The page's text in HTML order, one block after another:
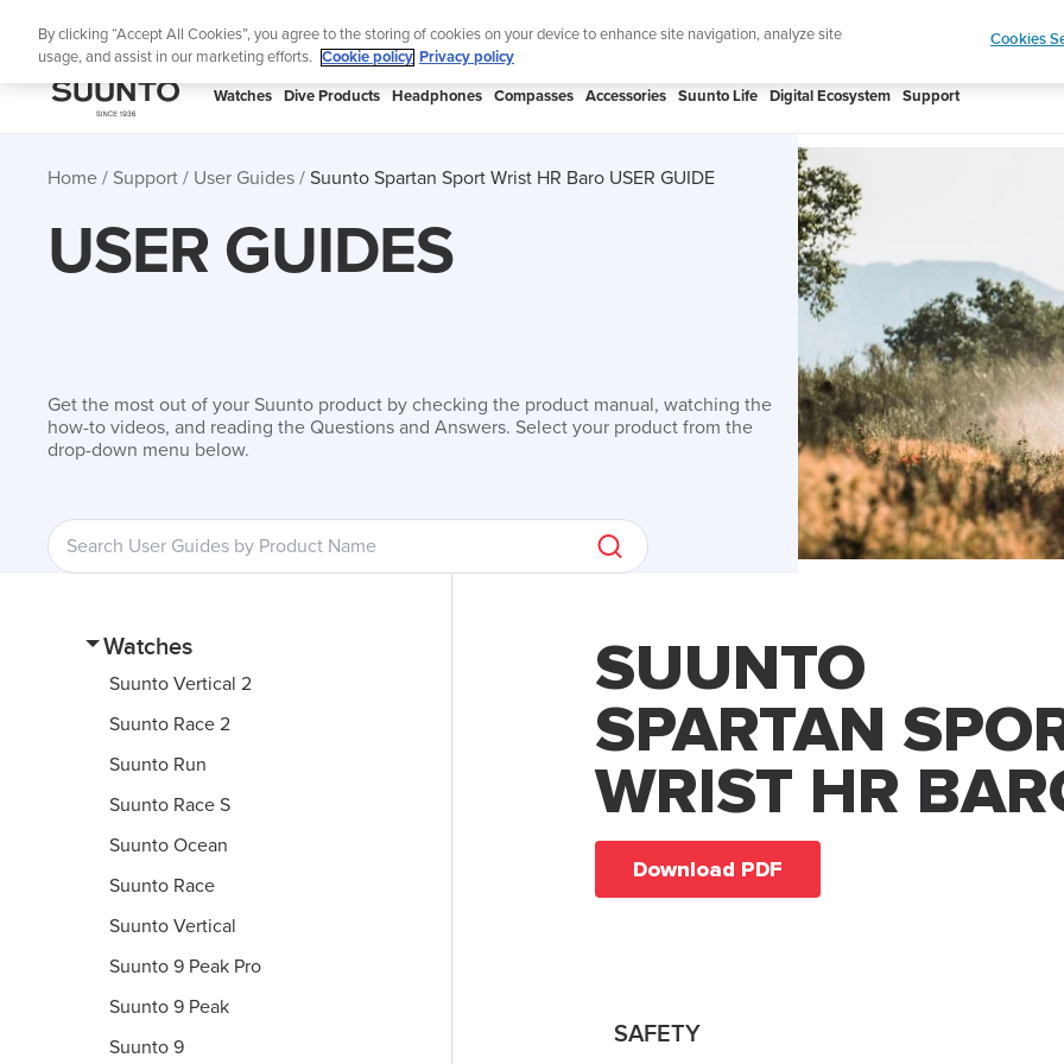
🔺Suunto Core 2 | ABC Outdoor Watch Built for Adventure.
SUUNTO
Watches Dive Products Headphones Compasses Accessories Suunto Life Digital Ecosystem Support
Home Support User Guides Suunto Spartan Sport Wrist HR Baro USER GUIDE
USER GUIDES
Get the most out of your Suunto product by checking the product manual, watching the
how-to videos, and reading the Questions and Answers. Select your product from the
drop-down menu below.
Watches
Suunto Vertical 2
Suunto Race 2
Suunto Run
Suunto Race S
Suunto Ocean
Suunto Race
Suunto Vertical
Suunto 9 Peak Pro
Suunto 9 Peak
Suunto 9
SUUNTO
SPARTAN
WRIST HR
Download PDF
SAFETY
By clicking “Accept All Cookies”, you agree to the storing of cookies on your device to enhance site navigation, analyze site
usage, and assist in our marketing efforts.
Cookie policy Privacy policy
Cookies